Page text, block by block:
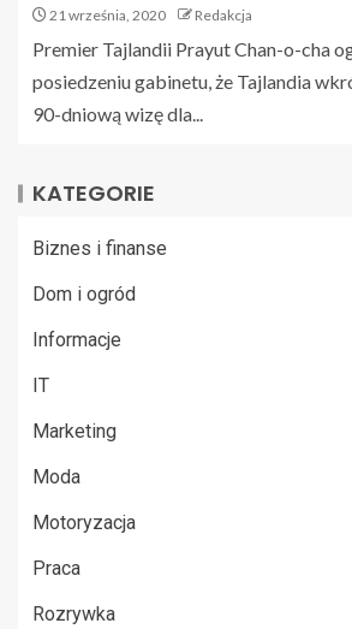
21 września, 2020 Redakcja
Premier Tajlandii Prayut Chan-o-cha
posiedzeniu gabinetu, że Tajlandia
90-dniową wizę dla...
KATEGORIE
Biznes i finanse
Dom i ogród
Informacje
IT
Marketing
Moda
Motoryzacja
Praca
Rozrywka